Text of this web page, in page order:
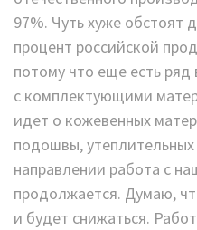
97%. Чуть хуже обстоят
процент российской
потому что еще есть ряд
с комплектующими
идет о кожевенных
подошвы,
направлении работа с
продолжается. Думаю,
и будет снижаться.